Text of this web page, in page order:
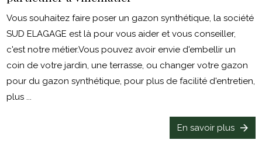
Vous souhaitez faire poser un gazon synthétique, la société
SUD ELAGAGE est là pour vous aider et vous conseiller,
c'est notre métier.Vous pouvez avoir envie d'embellir un
coin de votre jardin, une terrasse, ou changer votre gazon
pour du gazon synthétique, pour plus de facilité d'entretien,
plus ...
En savoir plus